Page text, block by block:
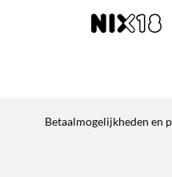
Betaalmogelijkheden en